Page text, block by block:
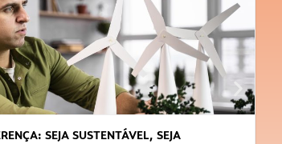
SEJA SUSTENTÁVEL, SEJA